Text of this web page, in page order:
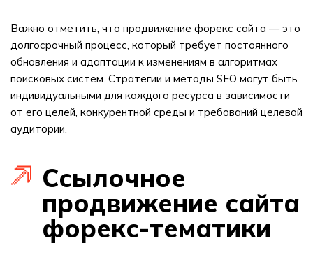
Важно отметить, что продвижение форекс сайта — это
долгосрочный процесс, который требует постоянного
обновления и адаптации к изменениям в алгоритмах
поисковых систем. Стратегии и методы SEO могут быть
индивидуальными для каждого ресурса в зависимости
от его целей, конкурентной среды и требований целевой
аудитории.
Ссылочное
продвижение сайта
форекс-тематики